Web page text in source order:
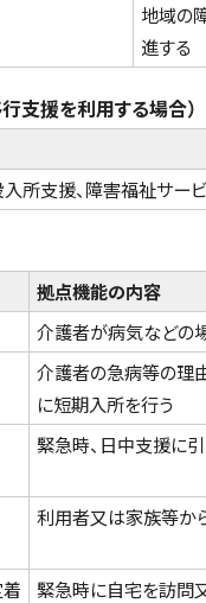
地域の
進する
支援を利用する場合）
所支援、障害福祉サー
拠点機能の内容
介護者が病気などの
介護者の急病等の理
に短期入所を行う
緊急時、日中支援に
利用者又は家族等か
緊急時に自宅を訪問